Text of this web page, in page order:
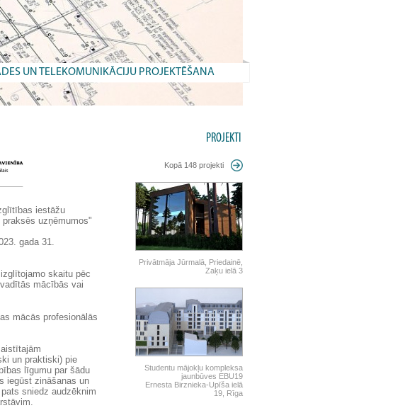
UN TELEKOMUNIKĀCIJU PROJEKTĒŠANA
iestāžu
uzņēmumos"
gada 31.
skaitu pēc
mācībās vai
mācās profesionālās
un praktiski) pie
līgumu par šādu
iegūst zināšanas un
sniedz audzēknim
PROJEKTI
Kopā 148 projekti
Privātmāja Jūrmalā, Priedainē,
Zaķu ielā 3
Studentu mājokļu kompleksa
jaunbūves EBU19
Ernesta Birznieka-Upīša ielā
19, Rīga